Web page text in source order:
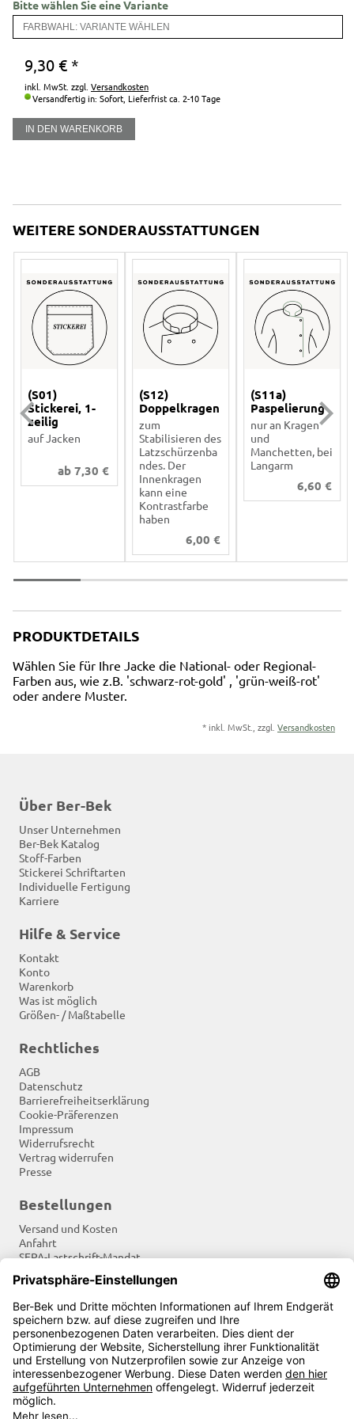
Kochjacke Spock
Kitchen-Shirt
Sushi-Kittel
Kinder-Kochjacke
Logostickerei
Kinder-Kochjacke
Logostickerei
Bitte wählen Sie eine Variante
FARBWAHL: VARIANTE WÄHLEN
9,30 € *
inkl. MwSt. zzgl. Versandkosten
Versandfertig in: Sofort, Lieferfrist ca. 2-10 Tage
IN DEN WARENKORB
WEITERE SONDERAUSSTATTUNGEN
(S01)
Stickerei, 1-
zeilig
auf Jacken
ab7,30 €
(S12)
Doppelkragen
zum
Stabilisieren des
Latzschürzenba
ndes. Der
Innenkragen
kann eine
Kontrastfarbe
haben
6,00 €
(S11a)
Paspelierung
nur an Kragen
und
Manchetten, bei
Langarm
6,60 €
PRODUKTDETAILS
Wählen Sie für Ihre Jacke die National- oder Regional-
Farben aus, wie z.B. 'schwarz-rot-gold' , 'grün-weiß-rot'
oder andere Muster.
* inkl. MwSt., zzgl. Versandkosten
Über Ber-Bek
Unser Unternehmen
Ber-Bek Katalog
Stoff-Farben
Stickerei Schriftarten
Individuelle Fertigung
Karriere
Hilfe & Service
Kontakt
Konto
Warenkorb
Was ist möglich
Größen- / Maßtabelle
Rechtliches
AGB
Datenschutz
Barrierefreiheitserklärung
Cookie-Präferenzen
Impressum
Widerrufsrecht
Vertrag widerrufen
Presse
Bestellungen
Versand und Kosten
Anfahrt
SEPA-Lastschrift-Mandat
Newsletter
Soziale Netzwerke
Zahlungsarten